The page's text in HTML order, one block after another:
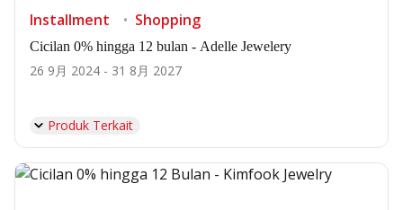
Installment Shopping
Cicilan 0% hingga 12 bulan - Adelle Jewelery
26 9月 2024 - 31 8月 2027
Produk Terkait